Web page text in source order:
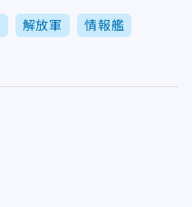
解放軍 情報艦